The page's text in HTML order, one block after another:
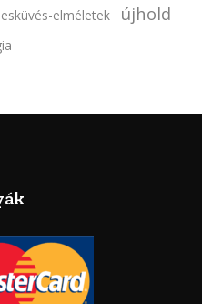
elméletek újhold